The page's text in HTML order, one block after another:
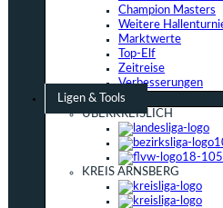
Champion Masters
Weitere
Marktwerte
Top-Elf
Zeitreise
Verbesserungen
Ligen & Tools
ÜBERKREISLICH
KREIS ARNSBERG